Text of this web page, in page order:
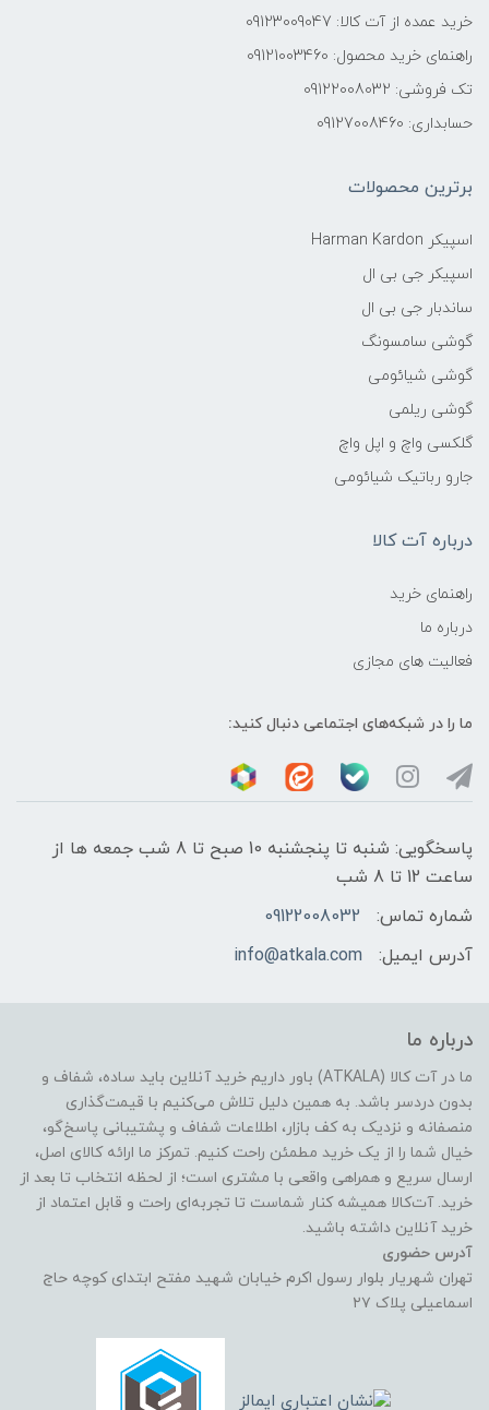
خرید عمده از آت کالا: 09123009047
راهنمای خرید محصول: 09121003460
تک فروشی: 09122008032
حسابداری: 09127008460
برترین محصولات
اسپیکر Harman Kardon
اسپیکر جی بی ال
ساندبار جی بی ال
گوشی سامسونگ
گوشی شیائومی
گوشی ریلمی
گلکسی واچ و اپل واچ
جارو رباتیک شیائومی
درباره آت کالا
راهنمای خرید
درباره ما
فعالیت های مجازی
ما را در شبکه‌های اجتماعی دنبال کنید:
پاسخگویی: شنبه تا پنجشنبه 10 صبح تا 8 شب جمعه ها از
ساعت 12 تا 8 شب
شماره تماس:
09122008032
آدرس ایمیل:
info@atkala.com
درباره ما
ما در آت کالا (ATKALA) باور داریم خرید آنلاین باید ساده، شفاف و
بدون دردسر باشد. به همین دلیل تلاش می‌کنیم با قیمت‌گذاری
منصفانه و نزدیک به کف بازار، اطلاعات شفاف و پشتیبانی پاسخ‌گو،
خیال شما را از یک خرید مطمئن راحت کنیم. تمرکز ما ارائه کالای اصل،
ارسال سریع و همراهی واقعی با مشتری است؛ از لحظه انتخاب تا بعد از
خرید. آت‌کالا همیشه کنار شماست تا تجربه‌ای راحت و قابل اعتماد از
خرید آنلاین داشته باشید.
آدرس حضوری
تهران شهریار بلوار رسول اکرم خیابان شهید مفتح ابتدای کوچه حاج
اسماعیلی پلاک ۲۷